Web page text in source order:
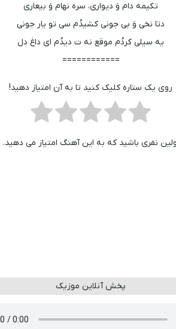
تکیمه دام وَ دیواری، سره نهام وَ بیعاری
دتا نخی وَ بی جونی کشیدُم سی تو یار جونی
یه سیلی کردُم موقع نه ت دیدُم ای داغ دل
============
روی یک ستاره کلیک کنید تا به آن امتیاز دهید!
نفری باشید که به این آهنگ امتیاز می دهید.
پخش آنلاین موزیک